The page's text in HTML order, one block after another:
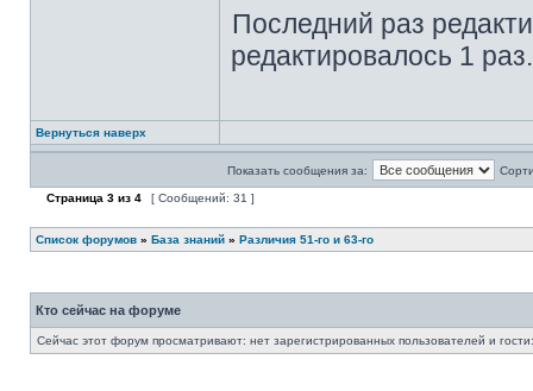
Последний раз
редактировалось 1 раз.
Вернуться наверх
Показать сообщения за:
Страница 3 из 4 [ Сообщений: 31 ]
Список форумов » База знаний » Различия 51-го и 63-го
Кто сейчас на форуме
Сейчас этот форум просматривают: нет зарегистрированных пользователей и